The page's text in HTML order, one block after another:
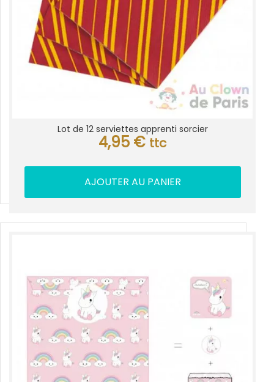
Lot de 12 serviettes apprenti sorcier
4,95 € ttc
AJOUTER AU PANIER